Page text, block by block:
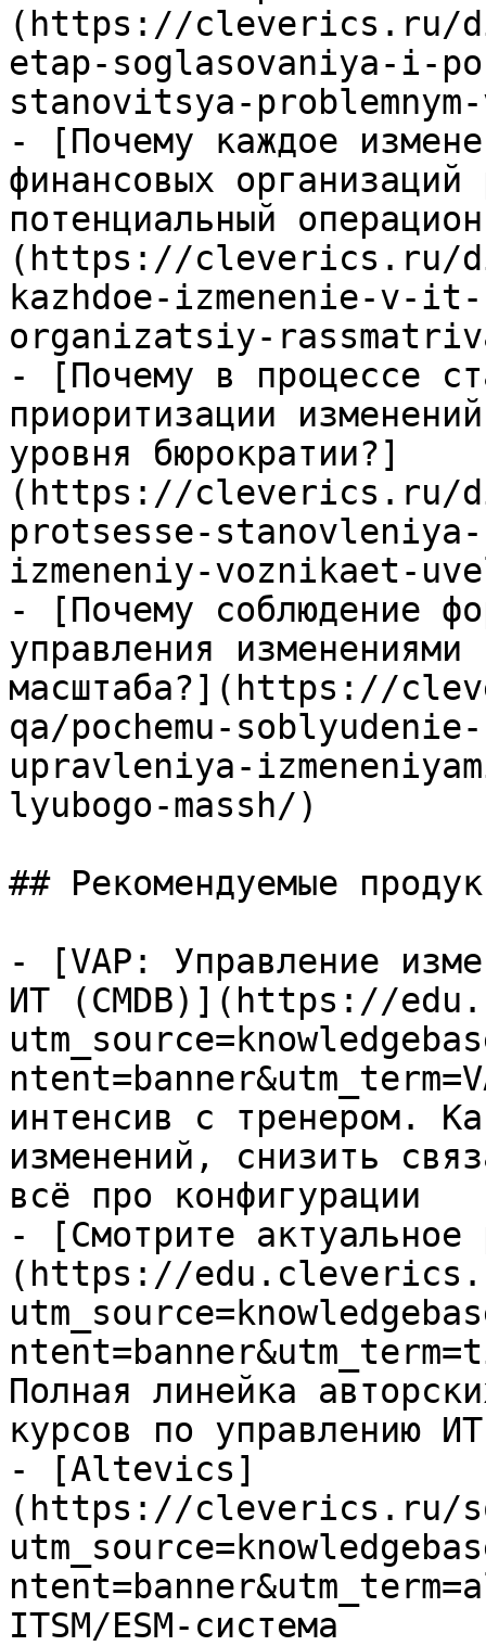
(https://cleverics.ru/
etap-soglasovaniya-i-
stanovitsya-
- [Почему каждое
финансовых организаций
потенциальный
(https://cleverics.ru/
kazhdoe-izmenenie-v-
organizatsiy-
- [Почему в процессе
приоритизации
уровня бюрократии?]
(https://cleverics.ru/
protsesse-
izmeneniy-voznikaet-
- [Почему соблюдение
управления
масштаба?](https://
qa/pochemu-
upravleniya-
lyubogo-massh/)
## Рекомендуемые
- [VAP: Управление
ИТ (CMDB)](https://
интенсив с тренером.
изменений, снизить
всё про конфигурации
- [Смотрите актуальное
(https://
Полная линейка
курсов по управлению ИТ
- [Altevics]
(https://cleverics.ru/
ITSM/ESM-система